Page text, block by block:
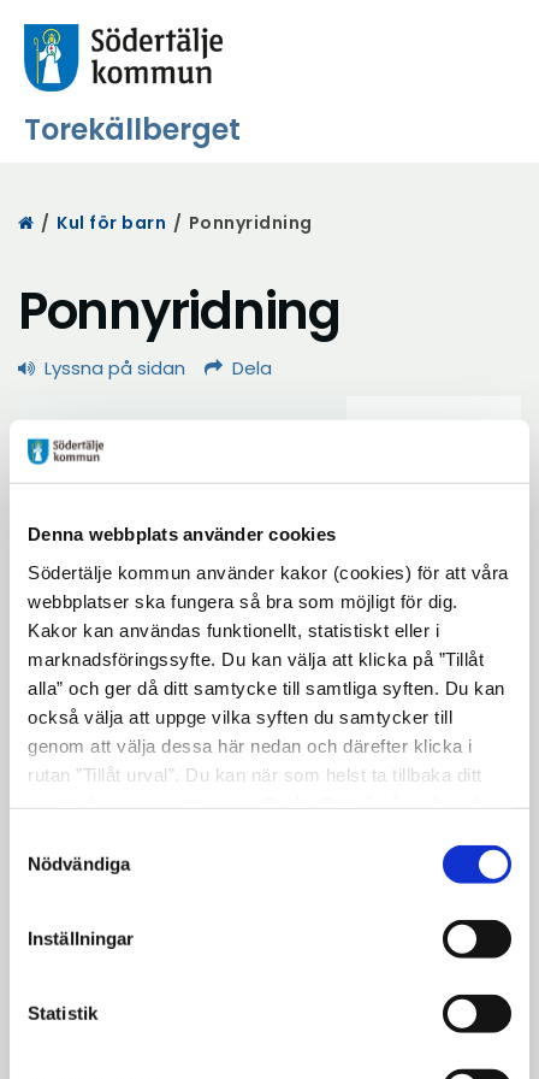
Denna webbplats använder cookies
Södertälje kommun använder kakor (cookies) för att våra
webbplatser ska fungera så bra som möjligt för dig.
Kakor kan användas funktionellt, statistiskt eller i
marknadsföringssyfte. Du kan välja att klicka på ”Tillåt
alla” och ger då ditt samtycke till samtliga syften. Du kan
också välja att uppge vilka syften du samtycker till
genom att välja dessa här nedan och därefter klicka i
rutan ”Tillåt urval”. Du kan när som helst ta tillbaka ditt
"Visa detaljer" kan du läsa om hur kakorna används och
hur vi och våra leverantörer inhämtar och behandlar
Nödvändiga
Inställningar
Statistik
Torekällberget
Start
/ Kul för barn / Ponnyridning
Ponnyridning
Lyssna på sidan Dela
Upplev Torekällberget från hästryggen.
och tar dig med på en tur bland hus och